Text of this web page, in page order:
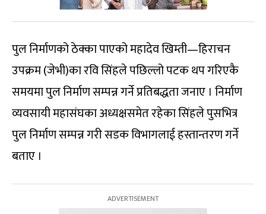
पुल निर्माणको ठेक्का पाएको महादेव खिम्ती—हिराचन
उपक्रम (जेभी)का रवि सिंहले पछिल्लो पटक थप गरिएकै
समयमा पुल निर्माण सम्पन्न गर्ने प्रतिबद्धता जनाए । निर्माण
व्यवसायी महासंघका अध्यक्षसमेत रहेका सिंहले पुसभित्र
पुल निर्माण सम्पन्न गरी सडक विभागलाई हस्तान्तरण गर्ने
बताए ।